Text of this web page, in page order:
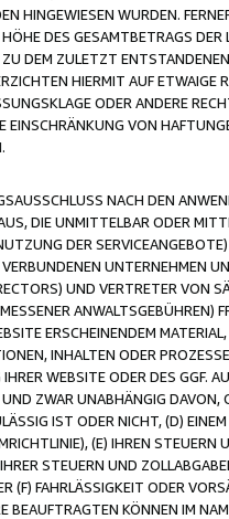
HINGEWIESEN WURDEN.
DES GESAMTBETRAGS
DEM ZULETZT
HIERMIT AUF
ODER ANDERE
EINSCHRÄNKUNG VON
NACH DEN
DIE UNMITTELBAR ODER
DER
UNTERNEHMEN
UND VERTRETER VON
ERSCHEINENDEM
INHALTEN ODER
WEBSITE ODER DES GGF.
ZWAR UNABHÄNGIG
IST ODER NICHT, (D)
(E) IHREN
STEUERN UND
(F) FAHRLÄSSIGKEIT ODER
BEAUFTRAGTEN KÖNNEN IM